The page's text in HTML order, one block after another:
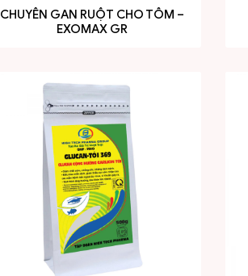
CHUYÊN GAN RUỘT CHO TÔM –
EXOMAX GR